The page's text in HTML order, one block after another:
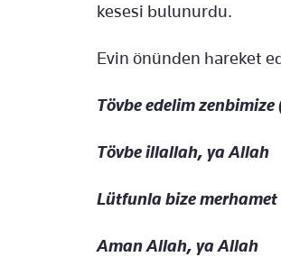
kesesi bulunurdu.
Evin önünden hareket
Tövbe edelim zenbimize
Tövbe illallah, ya Allah
Lütfunla bize merhamet
Aman Allah, ya Allah